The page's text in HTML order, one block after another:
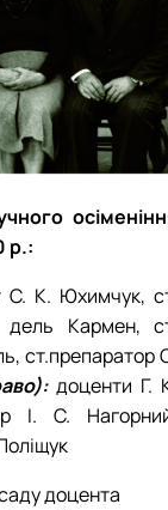
р.:
К. Юхимчук,
дель Кармен,
ст.препаратор
доценти Г.
І. С.
доцента